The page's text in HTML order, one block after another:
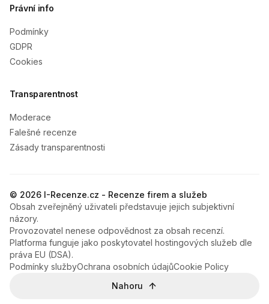
Právní info
Podmínky
GDPR
Cookies
Transparentnost
Moderace
Falešné recenze
Zásady transparentnosti
© 2026 I-Recenze.cz - Recenze firem a služeb
Obsah zveřejněný uživateli představuje jejich subjektivní
názory.
Provozovatel nenese odpovědnost za obsah recenzí.
Platforma funguje jako poskytovatel hostingových služeb dle
práva EU (DSA).
Podmínky službyOchrana osobních údajůCookie Policy
Nahoru